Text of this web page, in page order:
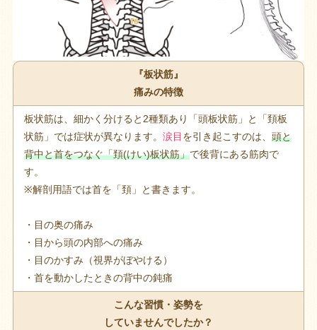
『板状筋』
痛みの特徴
板状筋は、細かく分けると2種類あり「頭板状筋」と「頚板
状筋」では症状が異なります。 涙目を引き起こすのは、 頭と
背中と首をつなぐ「頚(けい)板状筋」で後背にある筋肉で
す。
※解剖用語では首を「頚」と書きます。
・目の奥の痛み
・目から頭の内部への痛み
・目のかすみ（視界がぼやける）
・首を動かしたときの背中の鈍痛
こんな習慣・姿勢を
していませんでしたか？